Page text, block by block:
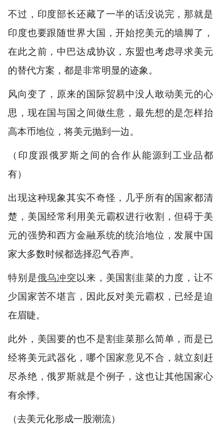
不过，印度部长还藏了一半的话没说完，那就是
印度也要跟随世界大国，开始挖美元的墙脚了，
在此之前，中巴达成协议，东盟也考虑寻求美元
的替代方案，都是非常明显的迹象。
风向变了，原来的国际贸易中没人敢动美元的心
思，现在国与国之间做生意，最先想的是怎样抬
高本币地位，将美元抛到一边。
（印度跟俄罗斯之间的合作从能源到工业品都
有）
出现这种现象其实不奇怪，几乎所有的国家都清
楚，美国经常利用美元霸权进行收割，但碍于美
元的强势和西方金融系统的统治地位，发展中国
家大多数时候都选择忍气吞声。
特别是俄乌冲突以来，美国割韭菜的力度，让不
少国家苦不堪言，因此反对美元霸权，已经是迫
在眉睫。
此外，美国要的也不是割韭菜那么简单，而是已
经将美元武器化，哪个国家意见不合，就立刻赶
尽杀绝，俄罗斯就是个例子，这也让其他国家心
有余悸。
（去美元化形成一股潮流）